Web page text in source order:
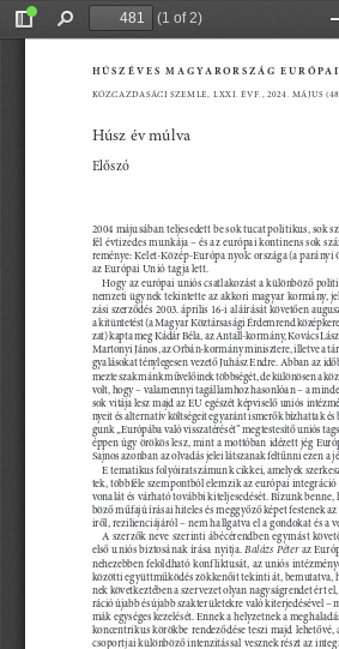
Toggle
Find
(1 of 2)
Húszév e s M agyarország e u rópai
Közgazdasági sz emle, l XXi . évf., 2024. május (
Húsz év múlva
előszó
2004 májusában teljesedett be sok tucat politikus, sok
fél évtizedes munkája – és az európai kontinens sok
reménye: Kelet-Közép-európa nyolc országa (a parányi
az európai unió tagja lett.
Hogy az európai uniós csatlakozást a különböző
nemzeti ügynek tekintette az akkori magyar kormány,
zási szerződés 2003. április 16-i aláírását követően
a kitüntetést (a magyar Köztársasági érdemrend
zat) kapta meg Kádár Béla, az a ntall-kormány, Kovács l á
martonyi jános, az Orbán-kormány minisztere, illetve a
gyalásokat ténylegesen vezető juhász e ndre. a bban az
mezte szakmánk művelőinek többségét, de különösen a
volt, hogy – valamennyi tagállamhoz hasonlóan – a
sok vitája lesz majd az eu egészét képviselő uniós
nyeit és alternatív költségeit egyaránt ismerők bízhattak és
gunk „ európába való visszatérését” megtestesítő uniós
éppen úgy örökös lesz, mint a mottóban idézett jég eu
sajnos azonban az olvadás jelei látszanak feltűnni ezen a
e tematikus folyóiratszámunk cikkei, amelyek
tek, többféle szempontból elemzik az európai integráció
vonalát és várható további kiteljesedését. Bízunk
böző műfajú írásai hiteles és meggyőző képet festenek
iről, rezilienciájáról – nem hallgatva el a gondokat és a
a szerzők neve szerinti ábécérendben egymást
első uniós biztosának írása nyitja. Balázs Péter az eu
nehezebben feloldható konf liktusát, az uniós
közötti együttműködés zökkenőit tekinti át, bemutatva,
nek következtében a szervezet olyan nagyságrendet ért
ráció újabb és újabb szakterületekre való kiterjedésével –
mák egységes kezelését. ennek a helyzetnek a
koncentrikus körökbe rendeződése teszi majd lehetővé,
csoportjai különböző intenzitással vesznek részt az